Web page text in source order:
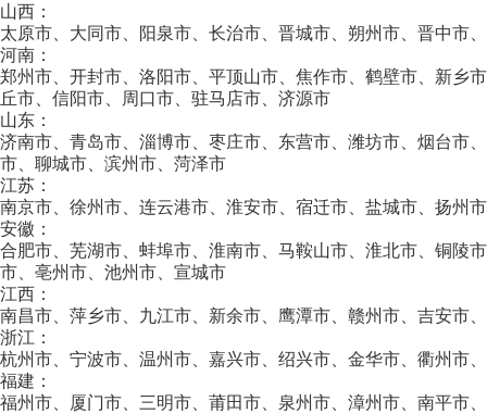
山西：
太原市、大同市、阳泉市、长治市、晋城市、朔州市、晋中市
河南：
郑州市、开封市、洛阳市、平顶山市、焦作市、鹤壁市、新乡
丘市、信阳市、周口市、驻马店市、济源市
山东：
济南市、青岛市、淄博市、枣庄市、东营市、潍坊市、烟台市
市、聊城市、滨州市、菏泽市
江苏：
南京市、徐州市、连云港市、淮安市、宿迁市、盐城市、扬州
安徽：
合肥市、芜湖市、蚌埠市、淮南市、马鞍山市、淮北市、铜陵
市、亳州市、池州市、宣城市
江西：
南昌市、萍乡市、九江市、新余市、鹰潭市、赣州市、吉安市
浙江：
杭州市、宁波市、温州市、嘉兴市、绍兴市、金华市、衢州市
福建：
福州市、厦门市、三明市、莆田市、泉州市、漳州市、南平市